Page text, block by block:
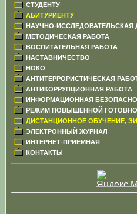
СТУДЕНТУ
АБИТУРИЕНТУ
НАУЧНО-ИССЛЕДОВАТЕЛЬСКАЯ
МЕТОДИЧЕСКАЯ РАБОТА
ВОСПИТАТЕЛЬНАЯ РАБОТА
НАСТАВНИЧЕСТВО
НОКО
АНТИТЕРРОРИСТИЧЕСКАЯ
АНТИКОРРУПЦИОННАЯ РАБОТА
ИНФОРМАЦИОННАЯ
РЕЖИМ ПОВЫШЕННОЙ
ДИСТАНЦИОННОЕ ОБУЧЕНИЕ,
ЭЛЕКТРОННЫЙ ЖУРНАЛ
ИНТЕРНЕТ-ПРИЕМНАЯ
КОНТАКТЫ